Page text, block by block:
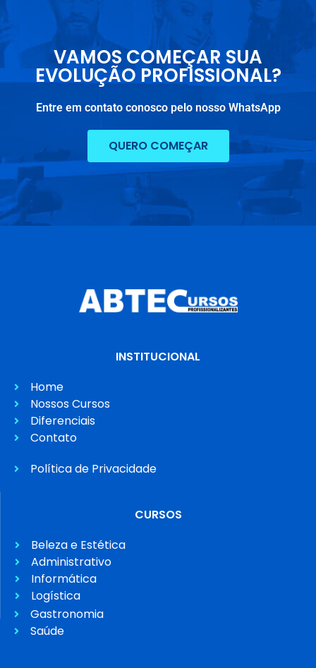
VAMOS COMEÇAR SUA
EVOLUÇÃO PROFISSIONAL?
Entre em contato conosco pelo nosso WhatsApp
QUERO COMEÇAR
INSTITUCIONAL
Home
Nossos Cursos
Diferenciais
Contato
Política de Privacidade
CURSOS
Beleza e Estética
Administrativo
Informática
Logística
Gastronomia
Saúde